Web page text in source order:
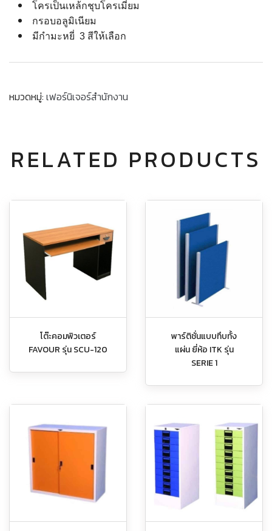
โครเป็นเหล้กชุบโครเมี่ยม
กรอบอลูมิเนียม
มีกำมะหยี่ 3 สีให้เลือก
หมวดหมู่: เฟอร์นิเจอร์สำนักงาน
RELATED PRODUCTS
โต๊ะคอมพิวเตอร์
FAVOUR รุ่น SCU-120
พาร์ติชั่นแบบทึบทั้ง
แผ่น ยี่ห้อ ITK รุ่น
SERIE 1